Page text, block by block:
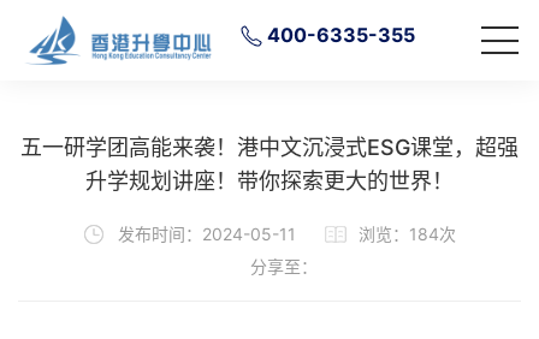
400-6335-355
五一研学团高能来袭！港中文沉浸式ESG课堂，超强
升学规划讲座！带你探索更大的世界！
发布时间：2024-05-11
浏览：184次
分享至：